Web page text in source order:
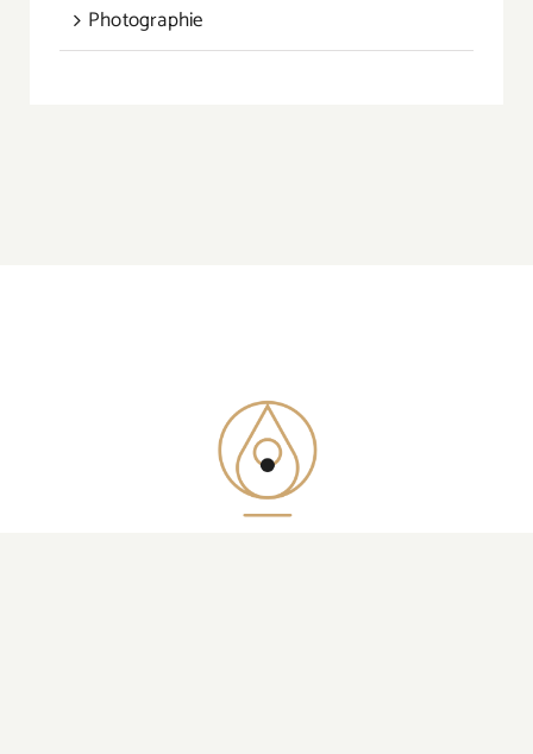
Photographie